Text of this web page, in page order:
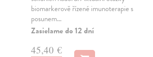
biomarkerově řízené imunoterapie s
posunem…
Zasielame do 12 dní
45,40 €